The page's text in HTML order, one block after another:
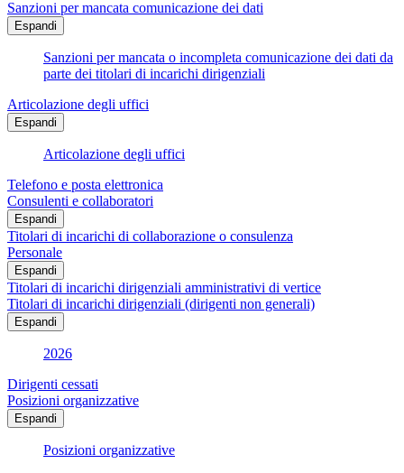
Sanzioni per mancata comunicazione dei dati
Espandi
Sanzioni per mancata o incompleta comunicazione dei dati da
parte dei titolari di incarichi dirigenziali
Articolazione degli uffici
Espandi
Articolazione degli uffici
Telefono e posta elettronica
Consulenti e collaboratori
Espandi
Titolari di incarichi di collaborazione o consulenza
Personale
Espandi
Titolari di incarichi dirigenziali amministrativi di vertice
Titolari di incarichi dirigenziali (dirigenti non generali)
Espandi
2026
Dirigenti cessati
Posizioni organizzative
Espandi
Posizioni organizzative